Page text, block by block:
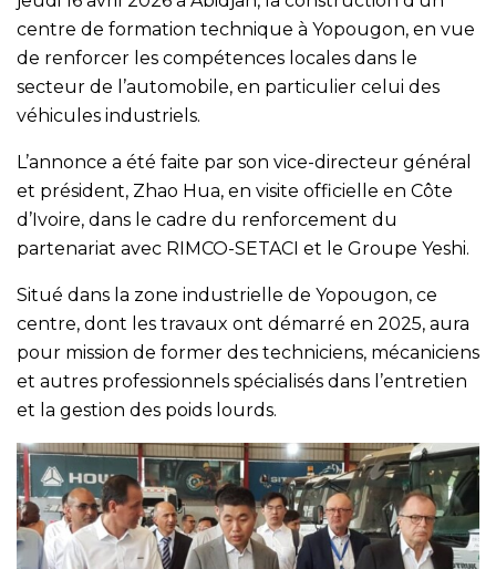
centre de formation technique à Yopougon, en vue
de renforcer les compétences locales dans le
secteur de l’automobile, en particulier celui des
véhicules industriels.
L’annonce a été faite par son vice-directeur général
et président, Zhao Hua, en visite officielle en Côte
d’Ivoire, dans le cadre du renforcement du
partenariat avec RIMCO-SETACI et le Groupe Yeshi.
Situé dans la zone industrielle de Yopougon, ce
centre, dont les travaux ont démarré en 2025, aura
pour mission de former des techniciens, mécaniciens
et autres professionnels spécialisés dans l’entretien
et la gestion des poids lourds.